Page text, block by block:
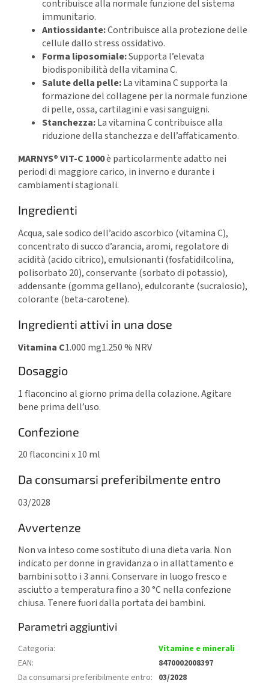
contribuisce alla normale funzione del sistema
immunitario.
Antiossidante:Contribuisce alla protezione delle
cellule dallo stress ossidativo.
Forma liposomiale:Supporta l’elevata
biodisponibilità della vitamina C.
Salute della pelle:La vitamina C supporta la
formazione del collagene per la normale funzione
di pelle, ossa, cartilagini e vasi sanguigni.
Stanchezza:La vitamina C contribuisce alla
riduzione della stanchezza e dell’affaticamento.
MARNYS® VIT-C 1000è particolarmente adatto nei
periodi di maggiore carico, in inverno e durante i
cambiamenti stagionali.
Ingredienti
Acqua, sale sodico dell’acido ascorbico (vitamina C),
concentrato di succo d’arancia, aromi, regolatore di
acidità (acido citrico), emulsionanti (fosfatidilcolina,
polisorbato 20), conservante (sorbato di potassio),
addensante (gomma gellano), edulcorante (sucralosio),
colorante (beta-carotene).
Ingredienti attivi in una dose
Vitamina C1.000 mg1.250 % NRV
Dosaggio
1 flaconcino al giorno prima della colazione. Agitare
bene prima dell’uso.
Confezione
20 flaconcini x 10 ml
Da consumarsi preferibilmente entro
03/2028
Avvertenze
Non va inteso come sostituto di una dieta varia. Non
indicato per donne in gravidanza o in allattamento e
bambini sotto i 3 anni. Conservare in luogo fresco e
asciutto a temperatura fino a 30 °C nella confezione
chiusa. Tenere fuori dalla portata dei bambini.
Parametri aggiuntivi
Categoria:
Vitamine e minerali
EAN:
8470002008397
Da consumarsi preferibilmente entro: 03/2028